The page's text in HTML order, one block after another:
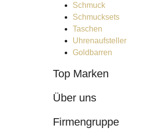
Schmuck
Schmucksets
Taschen
Uhrenaufsteller
Goldbarren
Top Marken
Über uns
Firmengruppe